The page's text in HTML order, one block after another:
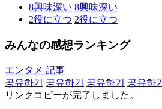
8興味深い 8興味深い
2役に立つ 2役に立つ
みんなの感想ランキング
エンタメ 記事
공유하기
공유하기 공유하기 공유하기
リンクコピーが完了しました。